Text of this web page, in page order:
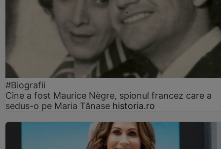
#Biografii
Cine a fost Maurice Nègre, spionul francez care a
sedus-o pe Maria Tănase historia.ro